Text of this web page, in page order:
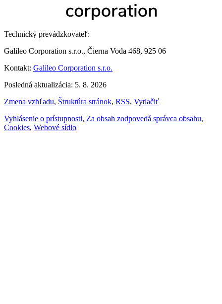
Technický prevádzkovateľ:
Galileo Corporation s.r.o., Čierna Voda 468, 925 06
Kontakt: Galileo Corporation s.r.o.
Posledná aktualizácia: 5. 8. 2026
Zmena vzhľadu, Štruktúra stránok, RSS, Vytlačiť
Vyhlásenie o prístupnosti, Za obsah zodpovedá správca obsahu,
Cookies, Webové sídlo